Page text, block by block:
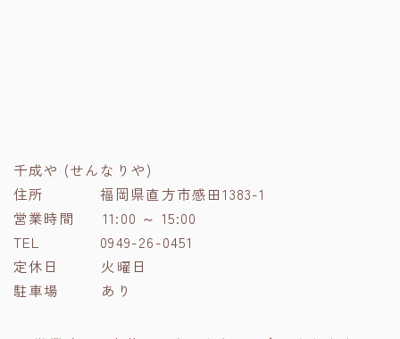
千成や (せんなりや)
住所 福岡県直方市感田1383-1
営業時間 11:00 ～ 15:00
TEL 0949-26-0451
定休日 火曜日
駐車場 あり